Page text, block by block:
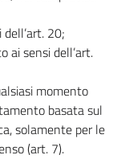
20;
ai sensi dell’art.
momento
basata sul
solamente per le
(art. 7).